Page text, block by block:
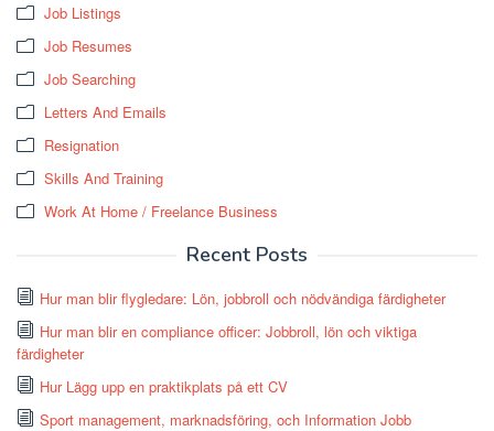
Job Listings
Job Resumes
Job Searching
Letters And Emails
Resignation
Skills And Training
Work At Home / Freelance Business
Recent Posts
Hur man blir flygledare: Lön, jobbroll och nödvändiga färdigheter
Hur man blir en compliance officer: Jobbroll, lön och viktiga
färdigheter
Hur Lägg upp en praktikplats på ett CV
Sport management, marknadsföring, och Information Jobb